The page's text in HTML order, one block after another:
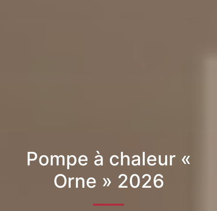
Pompe à chaleur «
Orne » 2026